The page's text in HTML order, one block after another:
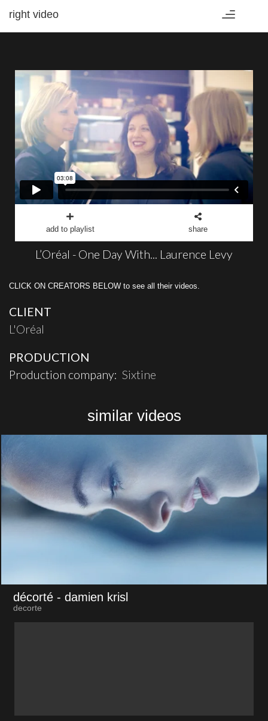
Toggle
right video
add to playlist share
L’Oréal - One Day With... Laurence Levy
CLICK ON CREATORS BELOW to see all their videos.
CLIENT
L'Oréal
PRODUCTION
Production company: Sixtine
similar videos
décorté - damien krisl
decorte